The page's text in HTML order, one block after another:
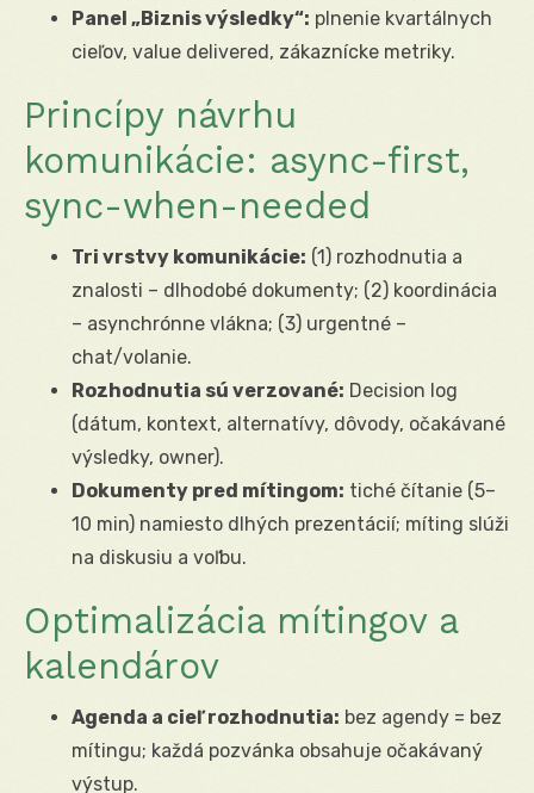
Panel „Biznis výsledky“: plnenie kvartálnych
cieľov, value delivered, zákaznícke metriky.
Princípy návrhu
komunikácie: async-first,
sync-when-needed
Tri vrstvy komunikácie: (1) rozhodnutia a
znalosti – dlhodobé dokumenty; (2) koordinácia
– asynchrónne vlákna; (3) urgentné –
chat/volanie.
Rozhodnutia sú verzované: Decision log
(dátum, kontext, alternatívy, dôvody, očakávané
výsledky, owner).
Dokumenty pred mítingom: tiché čítanie (5–
10 min) namiesto dlhých prezentácií; míting slúži
na diskusiu a voľbu.
Optimalizácia mítingov a
kalendárov
Agenda a cieľ rozhodnutia: bez agendy = bez
mítingu; každá pozvánka obsahuje očakávaný
výstup.